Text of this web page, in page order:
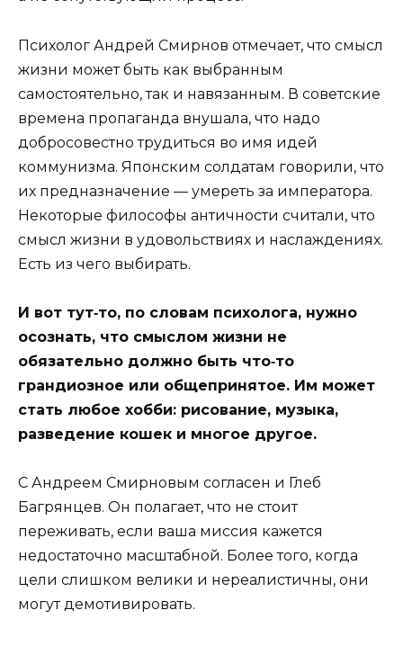
Психолог Андрей Смирнов отмечает, что смысл
жизни может быть как выбранным
самостоятельно, так и навязанным. В советские
времена пропаганда внушала, что надо
добросовестно трудиться во имя идей
коммунизма. Японским солдатам говорили, что
их предназначение — умереть за императора.
Некоторые философы античности считали, что
смысл жизни в удовольствиях и наслаждениях.
Есть из чего выбирать.
И вот тут‑то, по словам психолога, нужно
осознать, что смыслом жизни не
обязательно должно быть что‑то
грандиозное или общепринятое. Им может
стать любое хобби: рисование, музыка,
разведение кошек и многое другое.
С Андреем Смирновым согласен и Глеб
Багрянцев. Он полагает, что не стоит
переживать, если ваша миссия кажется
недостаточно масштабной. Более того, когда
цели слишком велики и нереалистичны, они
могут демотивировать.